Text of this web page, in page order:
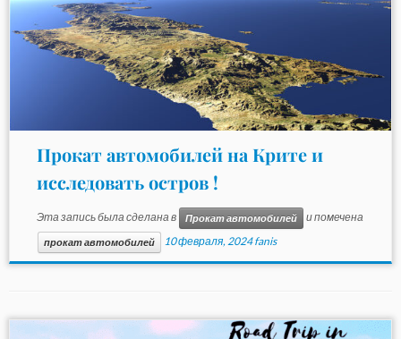
Прокат автомобилей на Крите и
исследовать остров !
Эта запись была сделана в Прокат автомобилей и помечена
прокат автомобилей 10 февраля, 2024 fanis